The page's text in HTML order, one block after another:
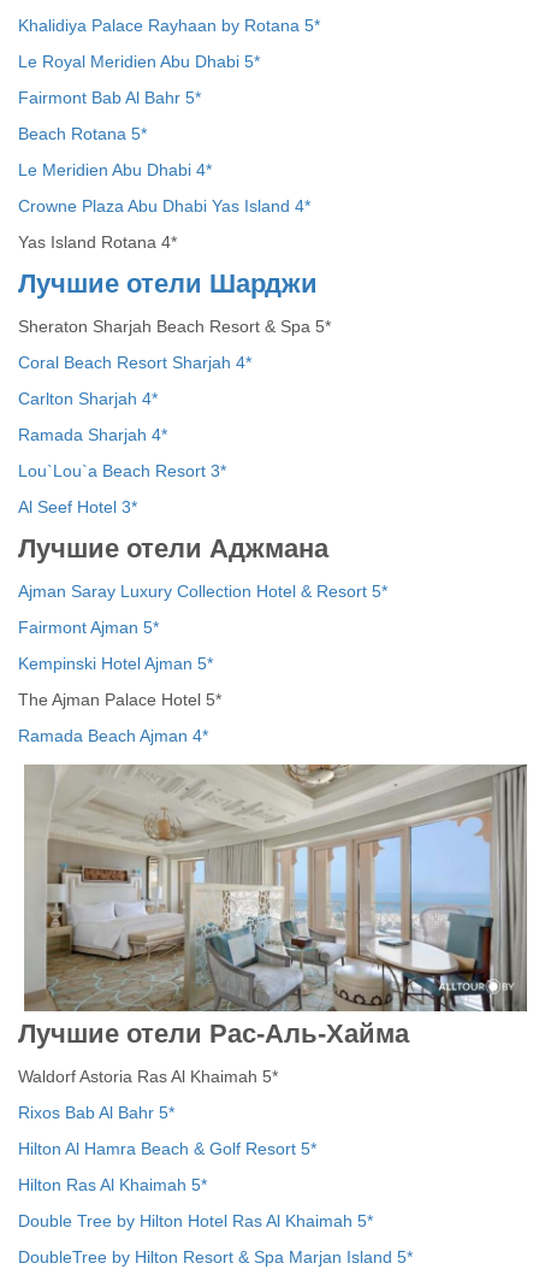
Khalidiya Palace Rayhaan by Rotana 5*
Le Royal Meridien Abu Dhabi 5*
Fairmont Bab Al Bahr 5*
Beach Rotana 5*
Le Meridien Abu Dhabi 4*
Crowne Plaza Abu Dhabi Yas Island 4*
Yas Island Rotana 4*
Лучшие отели Шарджи
Sheraton Sharjah Beach Resort & Spa 5*
Coral Beach Resort Sharjah 4*
Carlton Sharjah 4*
Ramada Sharjah 4*
Lou`Lou`a Beach Resort 3*
Al Seef Hotel 3*
Лучшие отели Аджмана
Ajman Saray Luxury Collection Hotel & Resort 5*
Fairmont Ajman 5*
Kempinski Hotel Ajman 5*
The Ajman Palace Hotel 5*
Ramada Beach Ajman 4*
Лучшие отели Рас-Аль-Хайма
Waldorf Astoria Ras Al Khaimah 5*
Rixos Bab Al Bahr 5*
Hilton Al Hamra Beach & Golf Resort 5*
Hilton Ras Al Khaimah 5*
Double Tree by Hilton Hotel Ras Al Khaimah 5*
DoubleTree by Hilton Resort & Spa Marjan Island 5*